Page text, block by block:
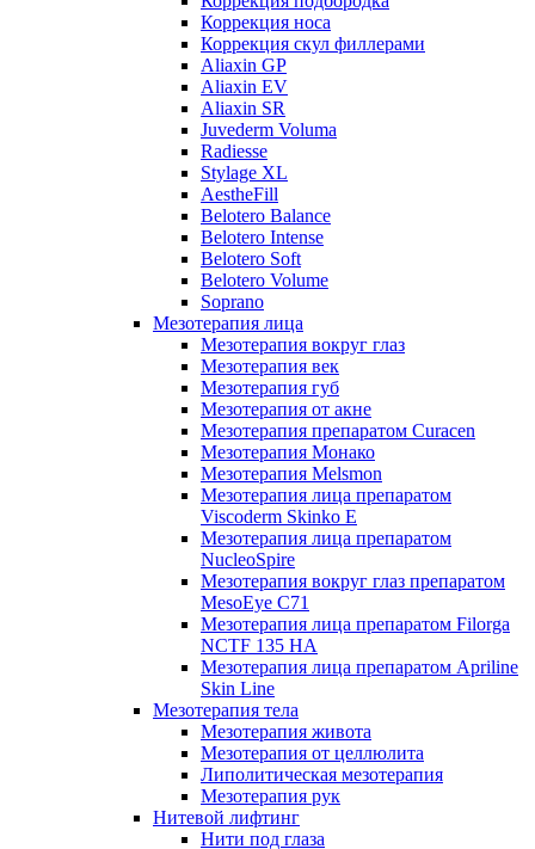
Коррекция носа
Коррекция скул филлерами
Aliaxin GP
Aliaxin EV
Aliaxin SR
Juvederm Voluma
Radiesse
Stylage XL
AestheFill
Belotero Balance
Belotero Intense
Belotero Soft
Belotero Volume
Soprano
Мезотерапия лица
Мезотерапия вокруг глаз
Мезотерапия век
Мезотерапия губ
Мезотерапия от акне
Мезотерапия препаратом Curacen
Мезотерапия Монако
Мезотерапия Melsmon
Мезотерапия лица препаратом
Viscoderm Skinko E
Мезотерапия лица препаратом
NucleoSpire
Мезотерапия вокруг глаз препаратом
MesoEye С71
Мезотерапия лица препаратом Filorga
NCTF 135 HA
Мезотерапия лица препаратом Apriline
Skin Line
Мезотерапия тела
Мезотерапия живота
Мезотерапия от целлюлита
Липолитическая мезотерапия
Мезотерапия рук
Нитевой лифтинг
Нити под глаза